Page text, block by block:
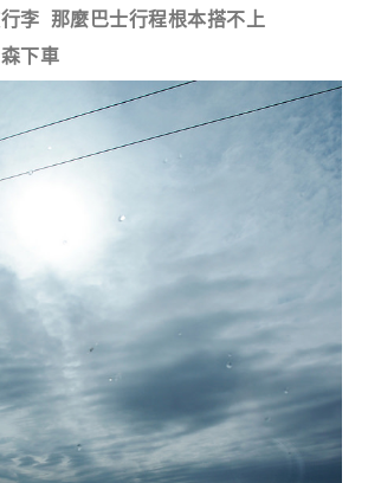
李 那麼巴士行程根本搭不上
下車